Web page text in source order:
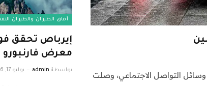
التواصل الاجتماعي، وصلت
آفاق الطيران والطيران
معرض فارنبورو
بواسطة admin يوليو 17, 2026